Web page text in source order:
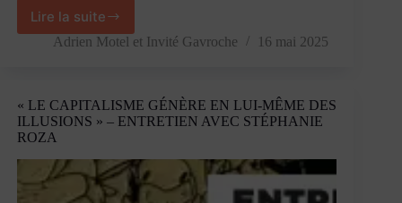
Lire la suite
La
représentation
sexe
pour
classe
politique
défaillante
Adrien Motel et Invité Gavroche 16 mai 2025
« LE CAPITALISME GÉNÈRE EN LUI-MÊME DES
ILLUSIONS » – ENTRETIEN AVEC STÉPHANIE
ROZA